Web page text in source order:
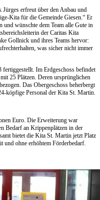
Jürges erfreut über den Anbau und
Kita für die Gemeinde Giesen.“ Er
und wünschte dem Team alle Gute in
der Caritas Kita
Gollnick und ihres Teams hervor:
was sicher nicht immer
fertiggestellt. Im Erdgeschoss befindet
25 Plätzen. Deren ursprünglichen
Das Obergeschoss beherbergt
köpfige Personal der Kita St. Martin.
Euro. Die Erweiterung war
Bedarf an Krippenplätzen in der
bietet die Kita St. Martin jetzt Platz
und ohne erhöhtem Förderbedarf.